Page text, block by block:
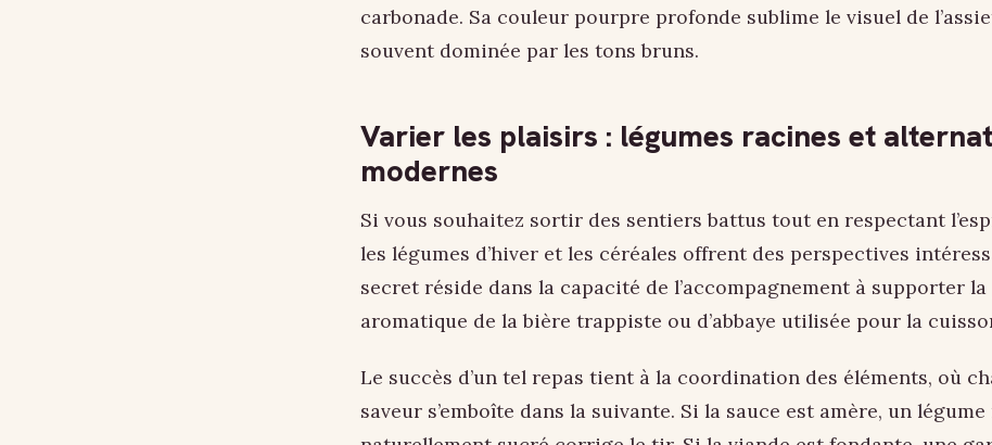
carbonade. Sa couleur pourpre profonde sublime le visuel de
souvent dominée par les tons bruns.
Varier les plaisirs : légumes racines et
modernes
Si vous souhaitez sortir des sentiers battus tout en respectant
les légumes d’hiver et les céréales offrent des perspectives
secret réside dans la capacité de l’accompagnement à supporter
aromatique de la bière trappiste ou d’abbaye utilisée pour la
Le succès d’un tel repas tient à la coordination des éléments, où
saveur s’emboîte dans la suivante. Si la sauce est amère, un